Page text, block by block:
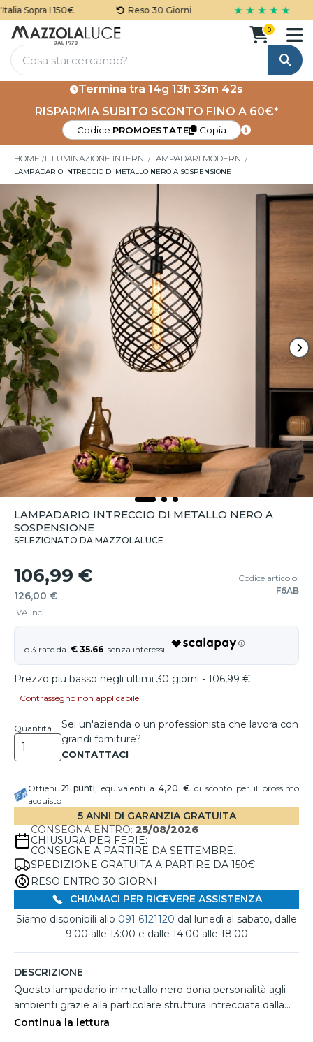
Sopra I 150€ Reso 30 Giorni ★ ★ ★ ★ ★
Cerca
0
Termina tra 14g 13h 33m 42s
RISPARMIA SUBITO SCONTO FINO A 60€*
Codice:PROMOESTATE Copia
HOME ILLUMINAZIONE INTERNI LAMPADARI MODERNI
LAMPADARIO INTRECCIO DI METALLO NERO A SOSPENSIONE
LAMPADARIO INTRECCIO DI METALLO NERO A
SOSPENSIONE
SELEZIONATO DA MAZZOLALUCE
106,99 €
126,00 €
IVA incl.
Codice articolo:
F6AB
€ 35.66
Prezzo piu basso negli ultimi 30 giorni - 106,99 €
Contrassegno non applicabile
Quantità
Sei un'azienda o un professionista che lavora con
grandi forniture?
Ottieni 21 punti, equivalenti a4,20 €di sconto per il prossimo
acquisto
5 ANNI DI GARANZIA GRATUITA
CONSEGNA ENTRO: 25/08/2026
CHIUSURA PER FERIE:
CONSEGNE A PARTIRE DA SETTEMBRE.
SPEDIZIONE GRATUITA A PARTIRE DA 150€
RESO ENTRO 30 GIORNI
CHIAMACI PER RICEVERE ASSISTENZA
Siamo disponibili allo 091 6121120 dal lunedì al sabato, dalle
9:00 alle 13:00 e dalle 14:00 alle 18:00
DESCRIZIONE
Questo lampadario in metallo nero dona personalità agli
ambienti grazie alla particolare struttura intrecciata dalla
forma ovale che richiama uno stile moderno e industriale.
Continua la lettura